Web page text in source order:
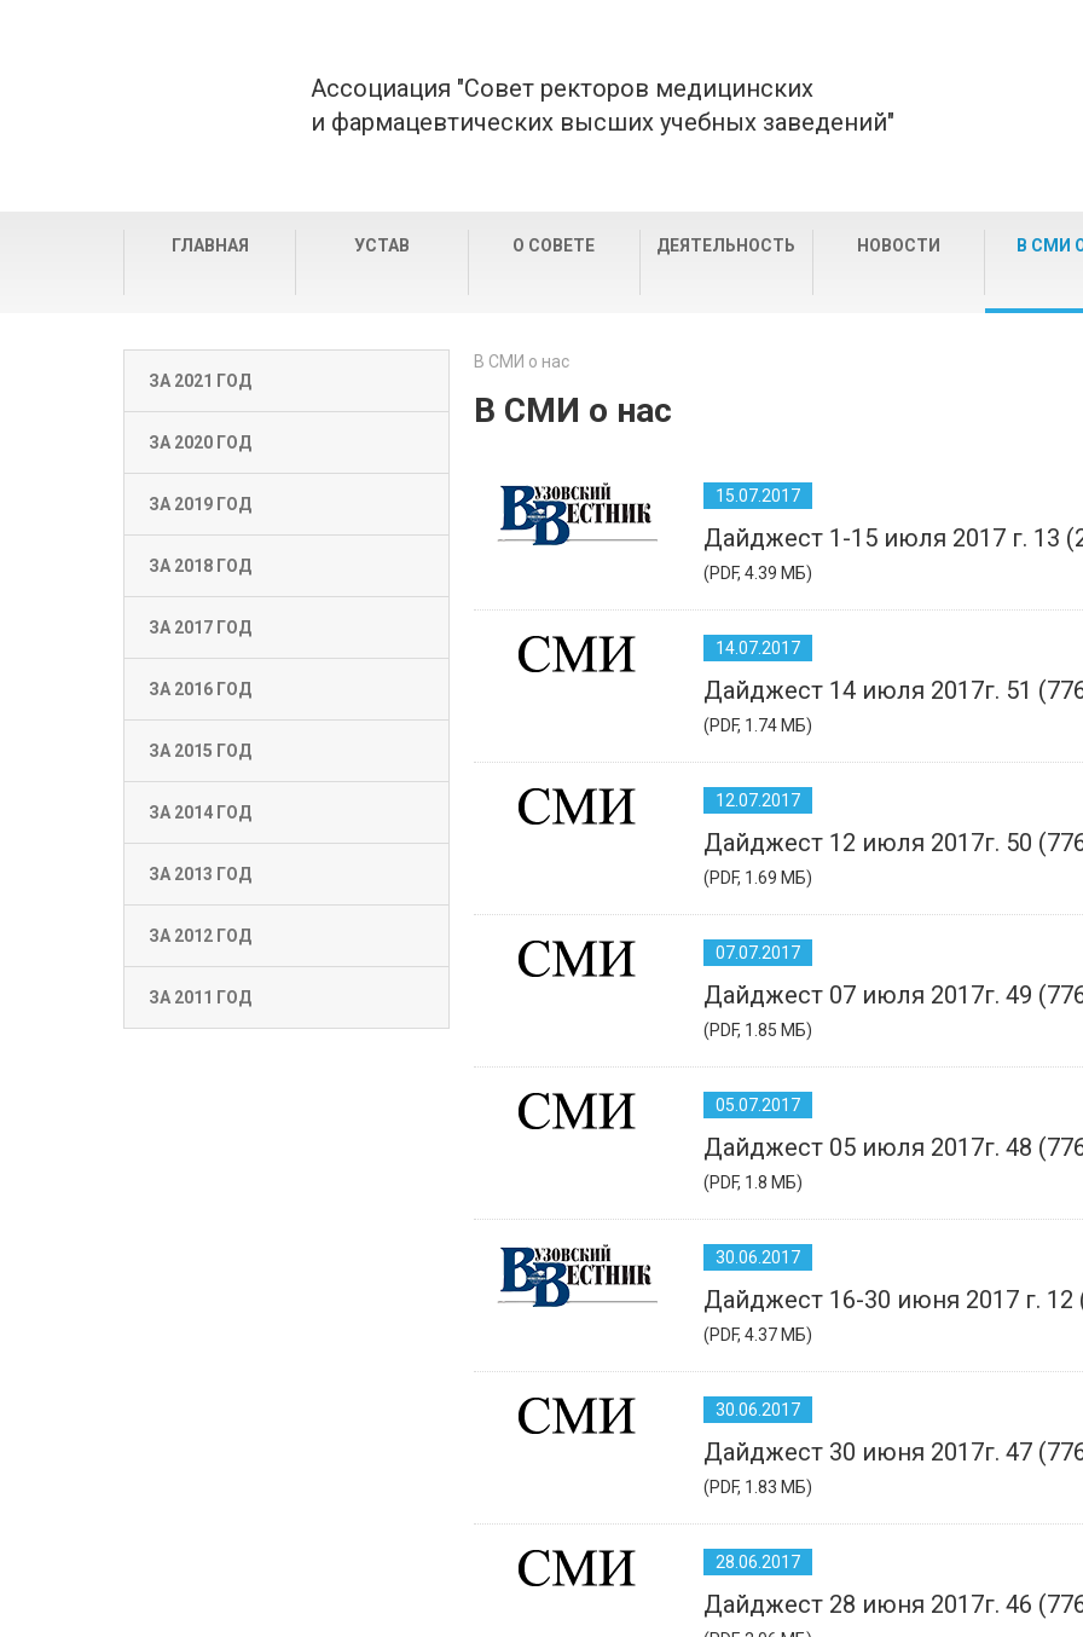
Ассоциация "Совет ректоров медицинских
и фармацевтических высших учебных заведений"
ГЛАВНАЯ УСТАВ О СОВЕТЕ ДЕЯТЕЛЬНОСТЬ НОВОСТИ В СМИ
ЗА 2021 ГОД
ЗА 2020 ГОД
ЗА 2019 ГОД
ЗА 2018 ГОД
ЗА 2017 ГОД
ЗА 2016 ГОД
ЗА 2015 ГОД
ЗА 2014 ГОД
ЗА 2013 ГОД
ЗА 2012 ГОД
ЗА 2011 ГОД
В СМИ о нас
В СМИ о нас
15.07.2017
Дайджест 1-15 июля 2017 г. 13
(PDF, 4.39 МБ)
14.07.2017
Дайджест 14 июля 2017г. 51
(PDF, 1.74 МБ)
12.07.2017
Дайджест 12 июля 2017г. 50
(PDF, 1.69 МБ)
07.07.2017
Дайджест 07 июля 2017г. 49
(PDF, 1.85 МБ)
05.07.2017
Дайджест 05 июля 2017г. 48
(PDF, 1.8 МБ)
30.06.2017
Дайджест 16-30 июня 2017 г. 12
(PDF, 4.37 МБ)
30.06.2017
Дайджест 30 июня 2017г. 47
(PDF, 1.83 МБ)
28.06.2017
Дайджест 28 июня 2017г. 46